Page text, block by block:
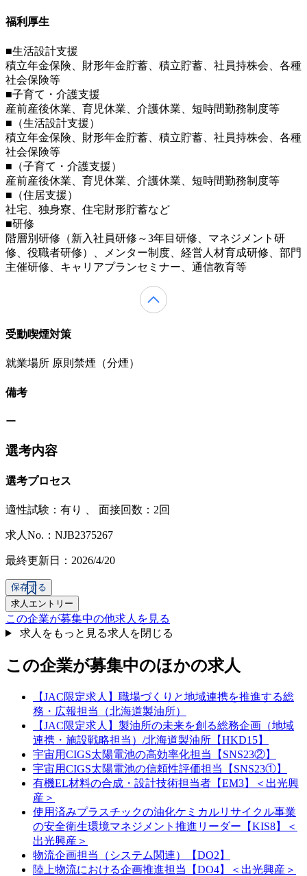
福利厚生
■生活設計支援
積立年金保険、財形年金貯蓄、積立貯蓄、社員持株会、各種
社会保険等
■子育て・介護支援
産前産後休業、育児休業、介護休業、短時間勤務制度等
■（生活設計支援）
積立年金保険、財形年金貯蓄、積立貯蓄、社員持株会、各種
社会保険等
■（子育て・介護支援）
産前産後休業、育児休業、介護休業、短時間勤務制度等
■（住居支援）
社宅、独身寮、住宅財形貯蓄など
■研修
階層別研修（新入社員研修～3年目研修、マネジメント研
修、役職者研修）、メンター制度、経営人材育成研修、部門
主催研修、キャリアプランセミナー、通信教育等
受動喫煙対策
就業場所 原則禁煙（分煙）
備考
ー
選考内容
選考プロセス
適性試験： 有り 面接回数：2回
求人No.：NJB2375267
最終更新日：2026/4/20
保存する
求人エントリー
この企業が募集中の他求人を見る
求人をもっと見る求人を閉じる
この企業が募集中のほかの求人
【JAC限定求人】職場づくりと地域連携を推進する総
務・広報担当（北海道製油所）
【JAC限定求人】製油所の未来を創る総務企画（地域
連携・施設戦略担当）/北海道製油所【HKD15】
宇宙用CIGS太陽電池の高効率化担当【SNS23②】
宇宙用CIGS太陽電池の信頼性評価担当【SNS23①】
有機EL材料の合成・設計技術担当者【EM3】＜出光興
産＞
使用済みプラスチックの油化ケミカルリサイクル事業
の安全衛生環境マネジメント推進リーダー【KIS8】＜
出光興産＞
物流企画担当（システム関連）【DO2】
陸上物流における企画推進担当【DO4】＜出光興産＞